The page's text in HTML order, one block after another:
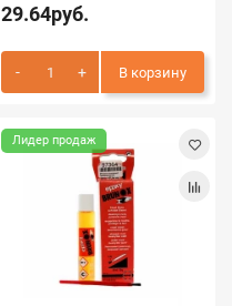
29.64руб.
В корзину
Лидер продаж